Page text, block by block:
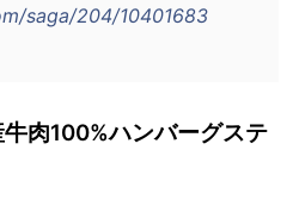
saga/204/10401683
肉100%ハンバーグステ